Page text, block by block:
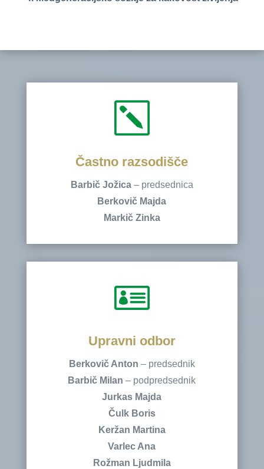
k
Častno razsodišče
Barbič Jožica– predsednica
Berkovič Majda
Markič Zinka

Upravni odbor
Berkovič Anton – predsednik
Barbič Milan – podpredsednik
Jurkas Majda
Čulk Boris
Keržan Martina
Varlec Ana
Rožman Ljudmila